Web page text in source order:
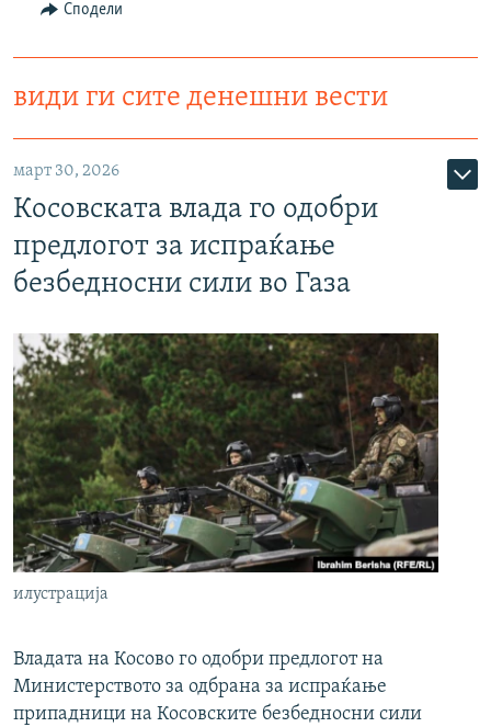
Сподели
види ги сите денешни вести
март 30, 2026
Косовската влада го одобри
предлогот за испраќање
безбедносни сили во Газа
илустрација
Владата на Косово го одобри предлогот на
Министерството за одбрана за испраќање
припадници на Косовските безбедносни сили